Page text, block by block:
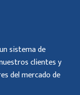
sistema de
clientes y
del mercado de